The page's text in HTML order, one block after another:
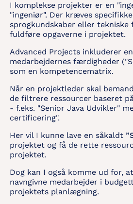
I komplekse projekter er en
"ingeniør". Der kræves
sprogkundskaber eller
fuldføre opgaverne i projektet.
Advanced Projects inkluderer
medarbejdernes færdigheder
som en kompetencematrix.
Når en projektleder skal
de filtrere ressourcer baseret
- f.eks. "Senior Java Udvikler"
certificering".
Her vil I kunne lave en såkaldt
projektet og få de rette
projektet.
Dog kan I også komme ud for,
navngivne medarbejder i
projektets planlægning.